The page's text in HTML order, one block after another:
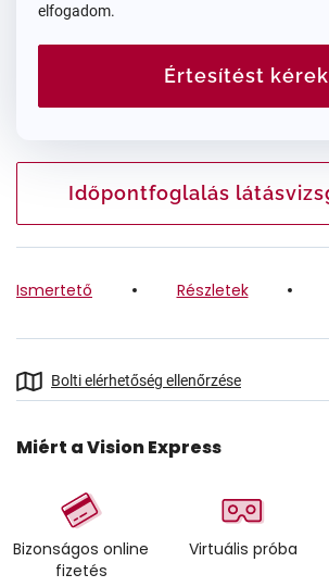
elfogadom.
Értesítést kérek
Időpontfoglalás
Ismertető Részletek
Bolti elérhetőség ellenőrzése
Miért a Vision Express
Bizonságos online
fizetés
Virtuális próba